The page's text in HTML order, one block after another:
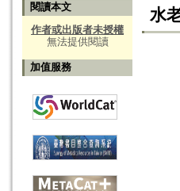
閱讀本文
作者或出版者未授權
無法提供閱讀
加值服務
水